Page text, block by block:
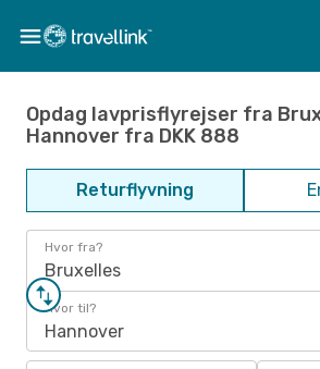
Opdag lavprisflyrejser fra
Hannover fra DKK 888
Returflyvning
Hvor fra?
Bruxelles
Hvor til?
Hannover